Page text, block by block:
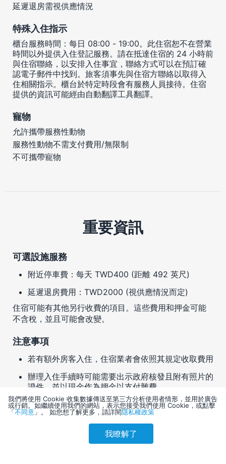
刷卡優惠 會員訂購
延遲退房需視供應情況
特殊入住指示
櫃台服務時間：每日 08:00 - 19:00。此住宿恕不在營業
時間以外提供入住登記服務。請在抵達住宿的 24 小時前
與住宿聯絡，以安排入住事宜，聯絡方式可以在預訂確
認電子郵件中找到。旅客須事先與住宿方聯絡以取得入
住相關指示。櫃台於特定時段會有服務人員接待。住宿
提供的資訊可能經由自動翻譯工具翻譯。
寵物
允許攜帶服務性動物
服務性動物不需支付費用/無限制
不可攜帶寵物
重要資訊
可選設施服務
附近停車費：每天 TWD400 (距離 492 英尺)
延遲退房費用：TWD2000 (視供應情況而定)
住宿可能有其他另行收費的項目。這些費用和押金可能
不含稅，並且可能會改變。
注意事項
若有額外房客入住，住宿業者會依照其規定收取費用
辦理入住手續時可能需要出示政府核發且附有照片的
證件，並以現金作為押金以支付雜費
住宿無法保證能符合房客所有特殊住房要求，房客須
於辦理入住手續時與住宿確認；特殊入住要求可能需
我們將使用 Cookie 收集數據傳送至第三方分析使用者情形，並用於廣告
或行銷。如繼續使用我們的網站，表示您接受我們使用 Cookie，或點擊
「不同意 」。 如您想了解更多，請詳閱隱私權政策
我瞭解了